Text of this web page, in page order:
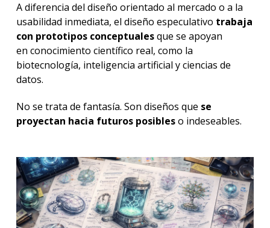
A diferencia del diseño orientado al mercado o a la
usabilidad inmediata, el diseño especulativo trabaja
con prototipos conceptualesque se apoyan
en conocimiento científico real, como la
biotecnología, inteligencia artificial y ciencias de
datos.
No se trata de fantasía. Son diseños que se
proyectan hacia futuros posibleso indeseables.